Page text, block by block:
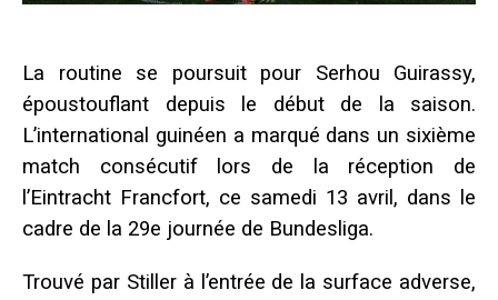
La routine se poursuit pour Serhou Guirassy,
époustouflant depuis le début de la saison.
L’international guinéen a marqué dans un sixième
match consécutif lors de la réception de
l’Eintracht Francfort, ce samedi 13 avril, dans le
cadre de la 29e journée de Bundesliga.
Trouvé par Stiller à l’entrée de la surface adverse,